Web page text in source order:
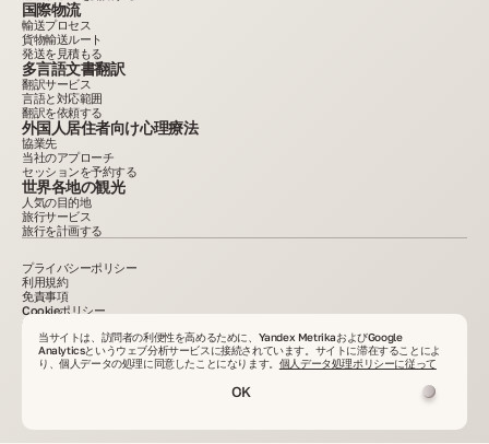
国際物流
輸送プロセス
貨物輸送ルート
発送を見積もる
多言語文書翻訳
翻訳サービス
言語と対応範囲
翻訳を依頼する
外国人居住者向け心理療法
協業先
当社のアプローチ
セッションを予約する
世界各地の観光
人気の目的地
旅行サービス
旅行を計画する
ァーではありません。書面による許可なく資料の転載を禁じます。VelesClub Int.
プライバシーポリシー
利用規約
免責事項
Cookieポリシー
当サイトは、訪問者の利便性を高めるために、Yandex MetrikaおよびGoogle
Analyticsというウェブ分析サービスに接続されています。サイトに滞在することによ
り、個人データの処理に同意したことになります。 個人データ処理ポリシーに従って
OK